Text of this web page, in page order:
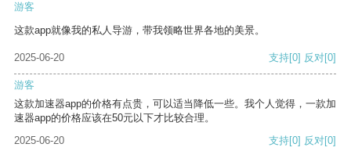
游客
这款app就像我的私人导游，带我领略世界各地的美景。
2025-06-20 支持[0] 反对[0]
游客
这款加速器app的价格有点贵，可以适当降低一些。我个人觉得，一款加
速器app的价格应该在50元以下才比较合理。
2025-06-20
支持[0] 反对[0]